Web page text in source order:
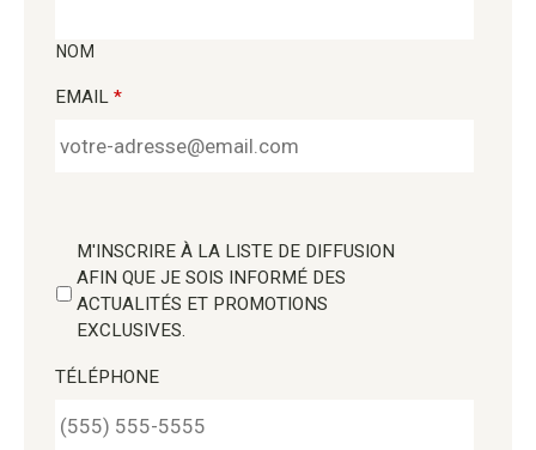
NOM
EMAIL *
M'INSCRIRE À LA LISTE DE DIFFUSION
AFIN QUE JE SOIS INFORMÉ DES
ACTUALITÉS ET PROMOTIONS
EXCLUSIVES.
TÉLÉPHONE